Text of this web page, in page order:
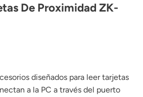
De Proximidad ZK-
diseñados para leer tarjetas
a la PC a través del puerto